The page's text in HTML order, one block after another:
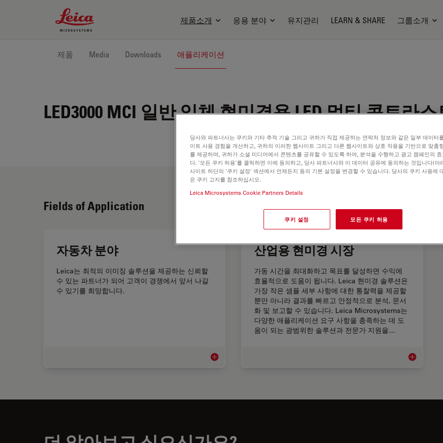
Leica Microsystems Logo
제품소개 응용 분야 유지관리 LEARN & SHARE 그룹소개
제품 Media Downloads 애플리케이션
LED3000 MCI 일반 입체 현미경용 LED 멀티 콘트라
Fields of Application
자동차 분야
Leica는 최적의 이미징 솔루션을 제공하는 신뢰할
수 있는 파트너가 되어 고객이 경쟁에서 앞서 나갈
수 있기를 희망합니다.
자동차 분야
산업용 현미경 시장
가동 시간을 최대화하고 목표를 달성하면 수익에
효율적으로 도움이 됩니다. Leica 현미경 솔루션은
가장 작은 샘플 세부 사항에 대한 통찰력을 제공할
뿐만 아니라 결과를 빠르고 안정적으로 분석, 문서
화 및 보고할 수 있습니다. Leica Microsystems는
다양한 애플리케이션 요구 사항을 충족하는 데 도
움이 되는 광범위한 솔루션과 전문가 지원을…
산업용 현미
당사와 파트너사는 쿠키와 기타 추적 기술 그리고 귀하가 직접 제공하는 연락처 정보와 같은 일부 데이터
이트 사용 경험을 개선하고, 귀하의 이러한 웹사이트 그리고 다른 웹사이트와 상호 작용을 기반으로 맞춤
를 제공하며, 귀하가 소셜 미디어에서 콘텐츠를 공유할 수 있도록 하여, 분석을 수행하고 광고 캠페인의
다. '모든 쿠키 허용'를 클릭하면 이에 동의하고, 당사 파트너사와 이 데이터 공유에 동의하는 것입니다(아
사이트 하단의 '쿠키 설정' 섹션에서 언제든지 동의 기본 설정을 변경할 수 있습니다. 당사의 쿠키 사용에
은 쿠키 고지를 참조하십시오.
Leica Microsystems Cookie Partners Details
쿠키 설정 모든 쿠키 허용